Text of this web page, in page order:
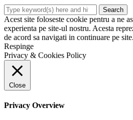
Acest site foloseste cookie pentru a ne
experienta pe site-ul nostru. Acesta
de acord sa navigati in continuare pe site.
Respinge
Privacy & Cookies Policy
Close
Privacy Overview